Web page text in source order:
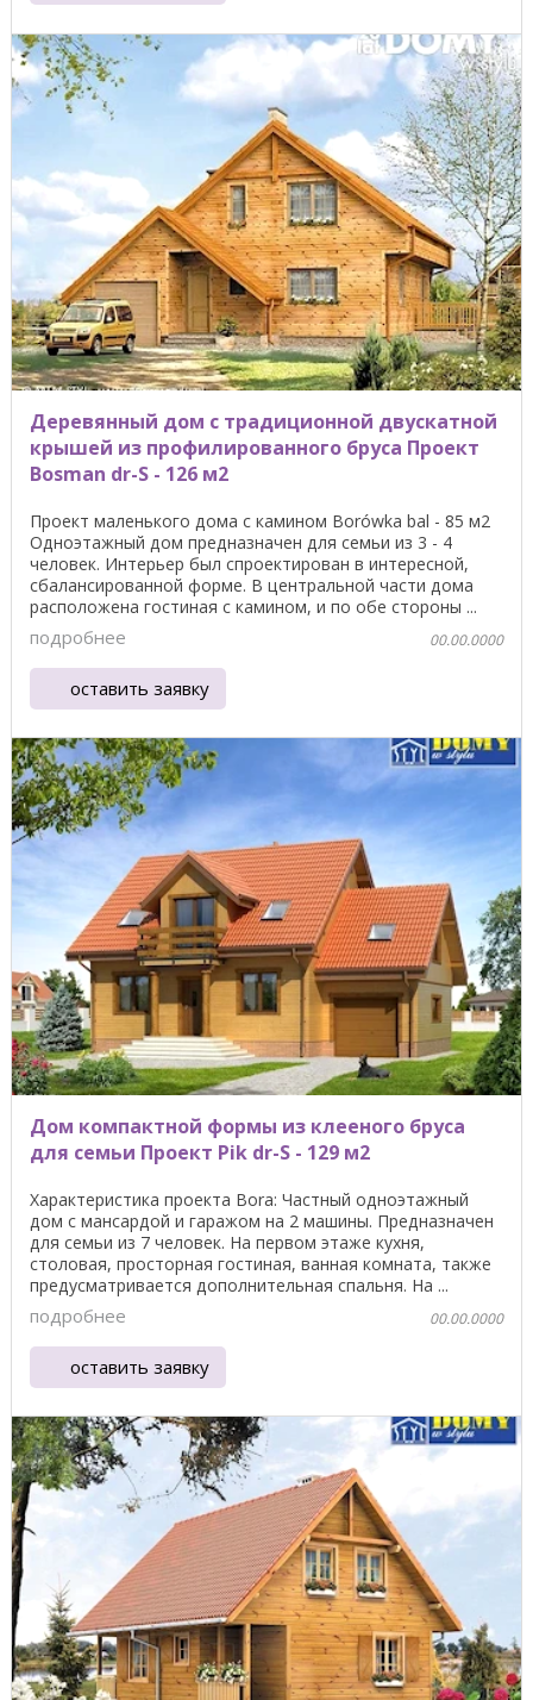
Деревянный дом с традиционной двускатной
крышей из профилированного бруса Проект
Bosman dr-S - 126 м2
Проект маленького дома с камином Borówka bal - 85 м2
Одноэтажный дом предназначен для семьи из 3 - 4
человек. Интерьер был спроектирован в интересной,
сбалансированной форме. В центральной части дома
расположена гостиная с камином, и по обе стороны ...
подробнее 00.00.0000
оставить заявку
Дом компактной формы из клееного бруса
для семьи Проект Pik dr-S - 129 м2
Характеристика проекта Bora: Частный одноэтажный
дом с мансардой и гаражом на 2 машины. Предназначен
для семьи из 7 человек. На первом этаже кухня,
столовая, просторная гостиная, ванная комната, также
предусматривается дополнительная спальня. На ...
подробнее 00.00.0000
оставить заявку